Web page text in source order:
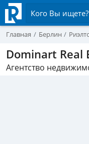
Кого Вы ищете?
Главная Берлин
Dominart Real
Агентство